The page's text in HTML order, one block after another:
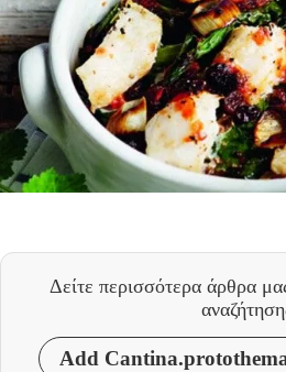
Δείτε περισσότερα άρθρα
Add